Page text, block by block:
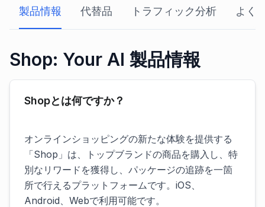
製品情報 代替品 トラフィック分析 よく
Shop: Your AI 製品情報
Shopとは何ですか？
オンラインショッピングの新たな体験を提供する
「Shop」は、トップブランドの商品を購入し、特
別なリワードを獲得し、パッケージの追跡を一箇
所で行えるプラットフォームです。iOS、
Android、Webで利用可能です。